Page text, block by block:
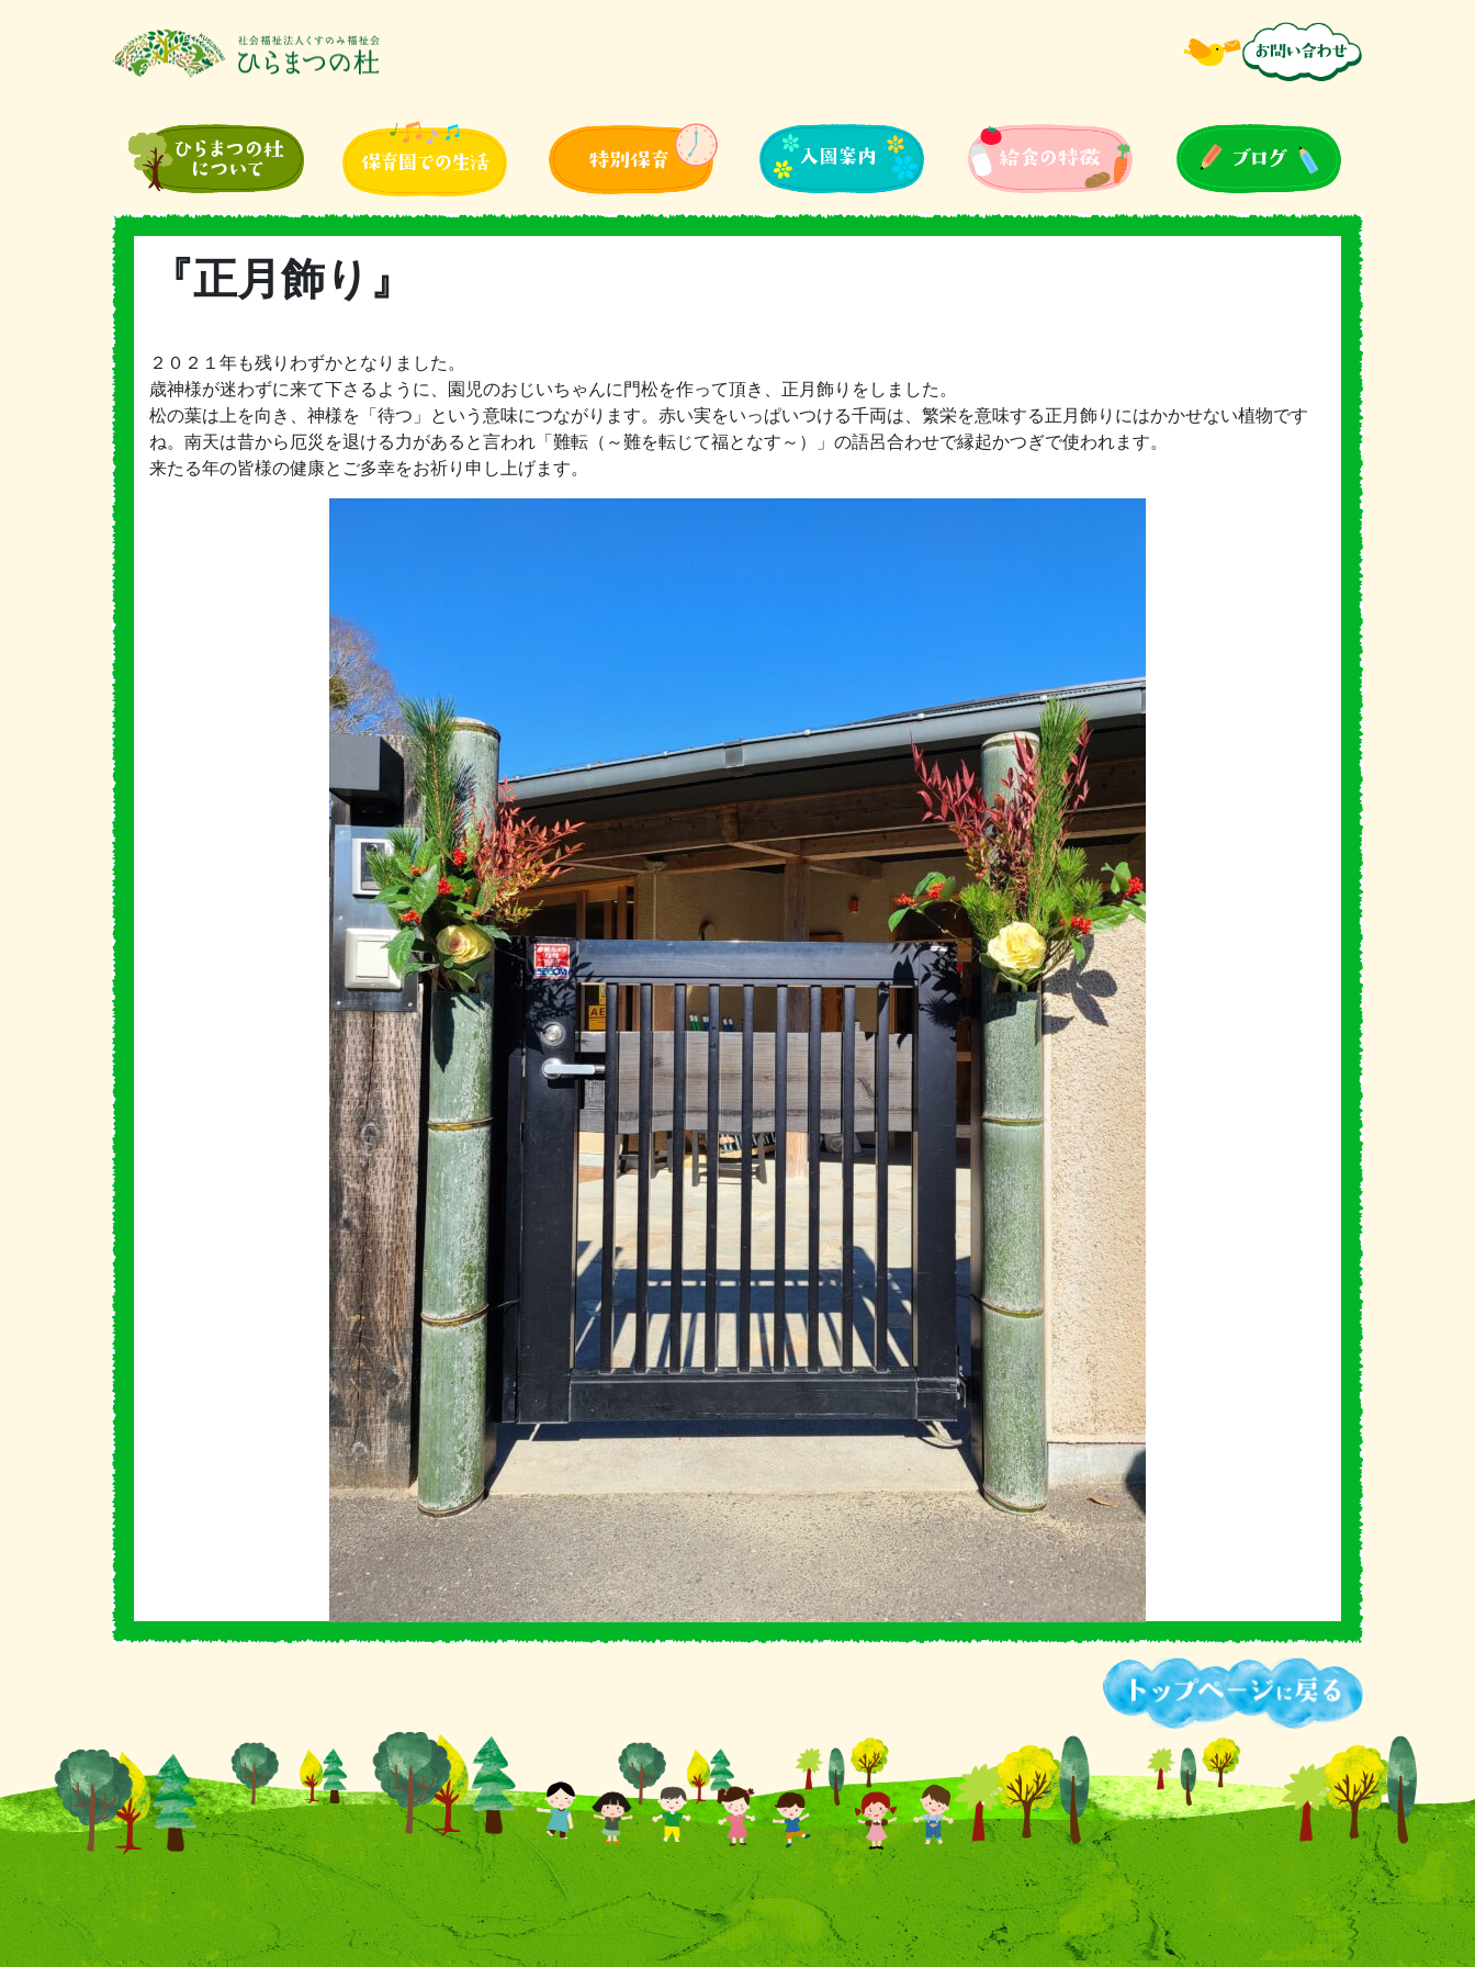
『正月飾り』
２０２１年も残りわずかとなりました。
歳神様が迷わずに来て下さるように、園児のおじいちゃんに門松を作って頂き、正月飾りをしました。
松の葉は上を向き、神様を「待つ」という意味につながります。赤い実をいっぱいつける千両は、繁栄を意味する正月飾りにはかかせない植物です
ね。南天は昔から厄災を退ける力があると言われ「難転（～難を転じて福となす～）」の語呂合わせで縁起かつぎで使われます。
来たる年の皆様の健康とご多幸をお祈り申し上げます。